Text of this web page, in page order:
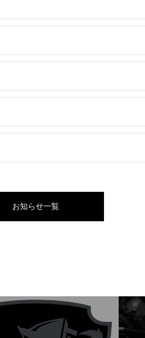
お知らせ一覧